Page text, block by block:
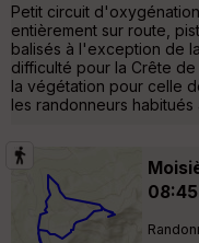
Petit circuit
entièrement sur route,
balisés à l'exception de
difficulté pour la Crête
la végétation pour celle
les randonneurs
08:45